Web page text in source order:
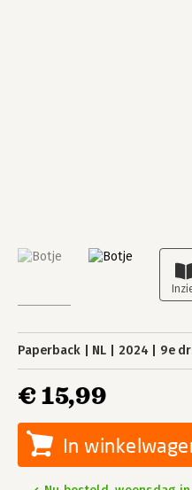
Paperback NL 2024 9e
€ 15,99
In